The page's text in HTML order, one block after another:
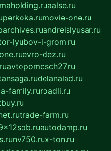
aalse.ru
perkoka.rumovie-one.ru
andreislyusar.ru
lyubov-i-grom.ru
evro-dez.ru
avtopomosch27.ru
delanalad.ru
family.ruroadli.ru
trade-farm.ru
autodamp.ru
nv750.rux-ton.ru